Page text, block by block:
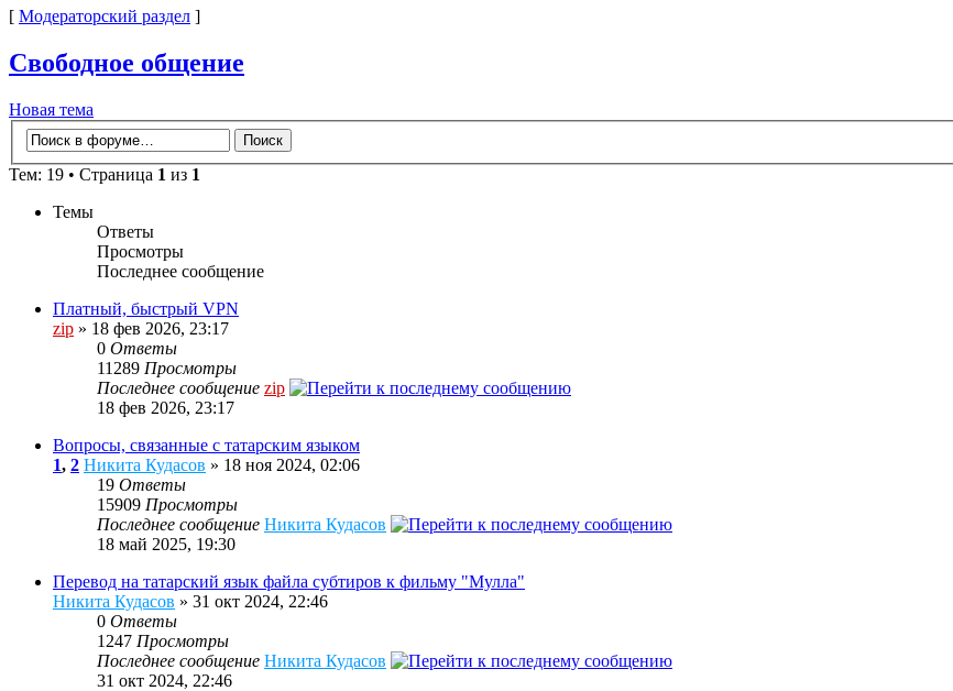
[ Модераторский раздел ]
Свободное общение
Новая тема
Тем: 19 • Страница 1 из 1
Темы
Ответы
Просмотры
Последнее сообщение
Платный, быстрый VPN
zip » 18 фев 2026, 23:17
0 Ответы
11289 Просмотры
Последнее сообщение zip
18 фев 2026, 23:17
Вопросы, связанные с татарским языком
1, 2 Никита Кудасов » 18 ноя 2024, 02:06
19 Ответы
15909 Просмотры
Последнее сообщение Никита Кудасов
18 май 2025, 19:30
Перевод на татарский язык файла субтиров к фильму "Мулла"
Никита Кудасов » 31 окт 2024, 22:46
0 Ответы
1247 Просмотры
Последнее сообщение Никита Кудасов
31 окт 2024, 22:46